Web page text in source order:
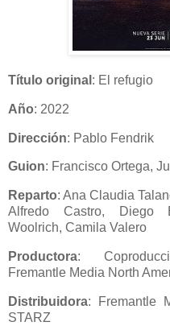
Título original : El refugio
Año: 2022
Dirección: Pablo Fendrik
Guion: Francisco Ortega,
Reparto: Ana Claudia
Alfredo Castro, Diego
Woolrich, Camila Valero
Productora:
Fremantle Media North
Distribuidora: Fremantle
STARZ